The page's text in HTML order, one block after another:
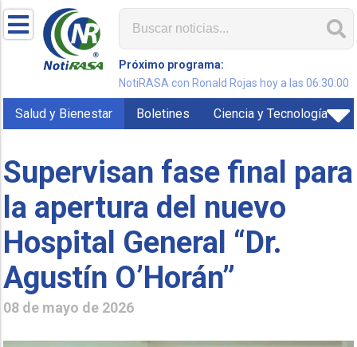
Próximo programa:
NotiRASA con Ronald Rojas hoy a las 06:30:00
Salud y Bienestar Boletines Ciencia y Tecnología
Supervisan fase final para
la apertura del nuevo
Hospital General “Dr.
Agustín O’Horán”
08 de mayo de 2026